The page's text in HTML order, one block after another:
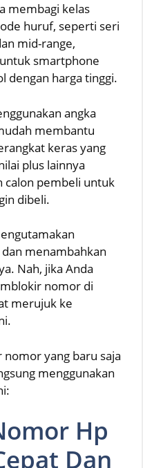
membagi kelas
huruf, seperti seri
mid-range,
smartphone
dengan harga tinggi.
angka
membantu
keras yang
plus lainnya
calon pembeli untuk
dibeli.
menambahkan
Nah, jika Anda
nomor di
merujuk ke
yang baru saja
menggunakan
Hp
Dan